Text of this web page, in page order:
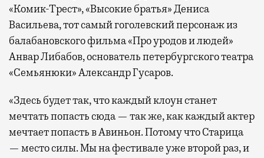
«Комик-Трест», «Высокие братья» Дениса
Васильева, тот самый гоголевский персонаж из
балабановского фильма «Про уродов и людей»
Анвар Либабов, основатель петербургского театра
«Семьянюки» Александр Гусаров.
«Здесь будет так, что каждый клоун станет
мечтать попасть сюда — так же, как каждый актер
мечтает попасть в Авиньон. Потому что Старица
— место силы. Мы на фестивале уже второй раз, и